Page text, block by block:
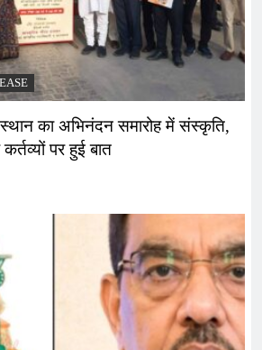
का अभिनंदन समारोह में संस्कृति,
पर हुई बात